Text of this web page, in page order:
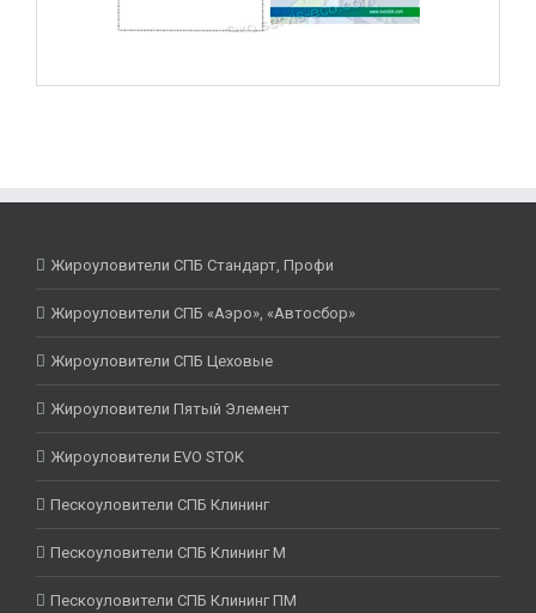
Жироуловители СПБ Стандарт, Профи
Жироуловители СПБ «Аэро», «Автосбор»
Жироуловители СПБ Цеховые
Жироуловители Пятый Элемент
Жироуловители EVO STOK
Пескоуловители СПБ Клининг
Пескоуловители СПБ Клининг М
Пескоуловители СПБ Клининг ПМ